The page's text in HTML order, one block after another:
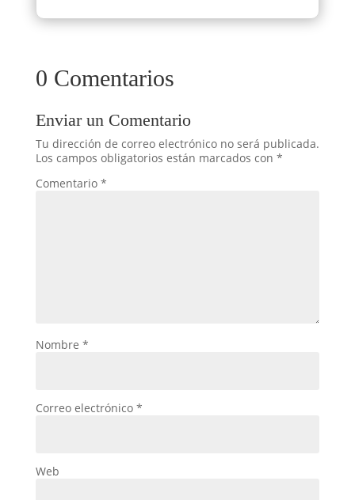
0 Comentarios
Enviar un Comentario
Tu dirección de correo electrónico no será publicada.
Los campos obligatorios están marcados con *
Comentario *
Nombre *
Correo electrónico *
Web